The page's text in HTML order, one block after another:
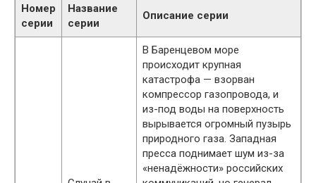
Номер
серии
Название
серии
Описание серии
В Баренцевом море
происходит крупная
катастрофа — взорван
компрессор газопровода, и
из-под воды на поверхность
вырывается огромный пузырь
природного газа. Западная
пресса поднимает шум из-за
«ненадёжности» российских